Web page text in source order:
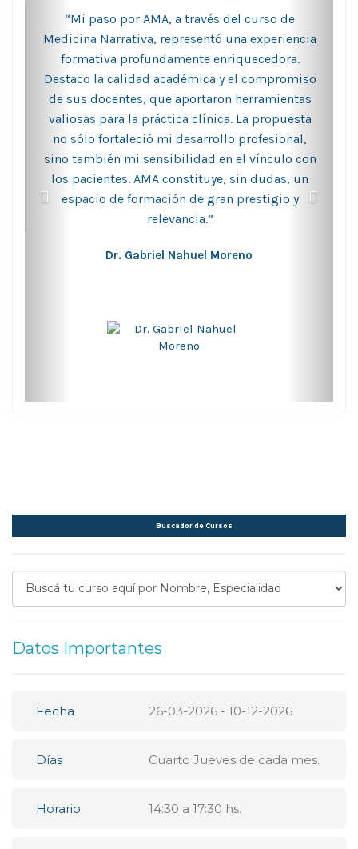
“Mi paso por AMA, a través del curso de
Medicina Narrativa, representó una experiencia
formativa profundamente enriquecedora.
Destaco la calidad académica y el compromiso
de sus docentes, que aportaron herramientas
valiosas para la práctica clínica. La propuesta
no sólo fortaleció mi desarrollo profesional,
sino también mi sensibilidad en el vínculo con
los pacientes. AMA constituye, sin dudas, un
espacio de formación de gran prestigio y
relevancia.”
Dr. Gabriel Nahuel Moreno
Buscador de Cursos
Datos Importantes
Fecha 26-03-2026 - 10-12-2026
Días Cuarto Jueves de cada mes.
Horario 14:30 a 17:30 hs.